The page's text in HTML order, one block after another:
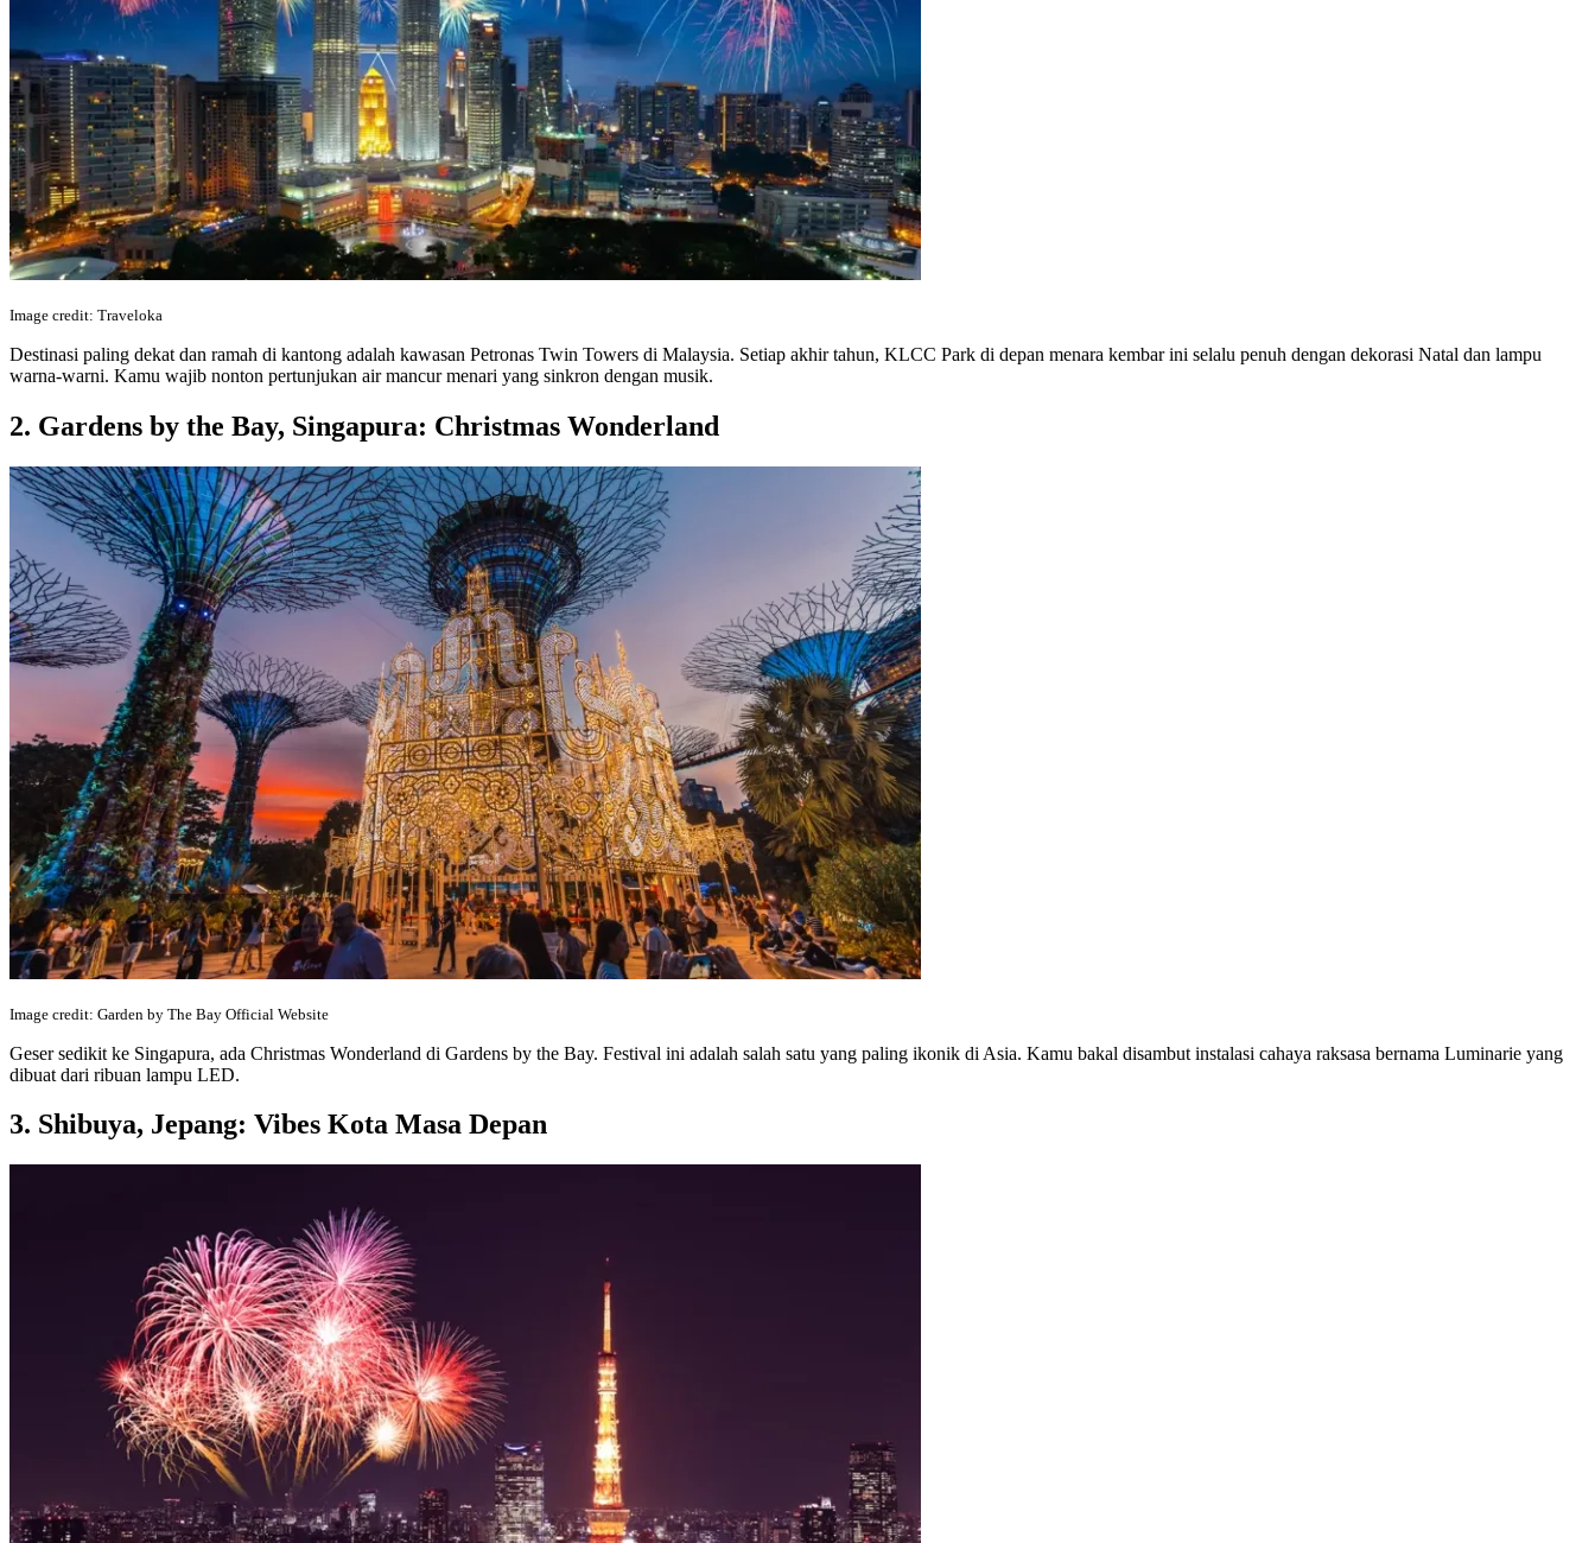
Image credit: Traveloka
Destinasi paling dekat dan ramah di kantong adalah kawasan Petronas Twin Towers di Malaysia. Setiap akhir tahun, KLCC Park di depan menara kembar ini selalu penuh dengan dekorasi Natal dan lampu
warna-warni. Kamu wajib nonton pertunjukan air mancur menari yang sinkron dengan musik.
2. Gardens by the Bay, Singapura: Christmas Wonderland
Image credit: Garden by The Bay Official Website
Geser sedikit ke Singapura, ada Christmas Wonderland di Gardens by the Bay. Festival ini adalah salah satu yang paling ikonik di Asia. Kamu bakal disambut instalasi cahaya raksasa bernama Luminarie yang
dibuat dari ribuan lampu LED.
3. Shibuya, Jepang: Vibes Kota Masa Depan